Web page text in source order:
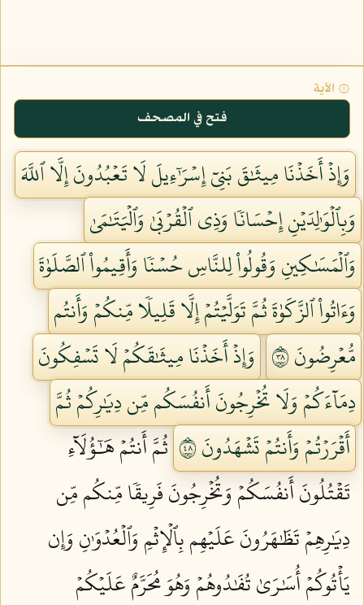
۞ الآية
فتح في المصحف
وَإِذۡ أَخَذۡنَا مِيثَٰقَ بَنِيٓ إِسۡرَٰٓءِيلَ لَا تَعۡبُدُونَ إِلَّا ٱللَّهَ
وَبِٱلۡوَٰلِدَيۡنِ إِحۡسَانٗا وَذِي ٱلۡقُرۡبَىٰ وَٱلۡيَتَٰمَىٰ
وَٱلۡمَسَٰكِينِ وَقُولُواْ لِلنَّاسِ حُسۡنٗا وَأَقِيمُواْ ٱلصَّلَوٰةَ
وَءَاتُواْ ٱلزَّكَوٰةَ ثُمَّ تَوَلَّيۡتُمۡ إِلَّا قَلِيلٗا مِّنكُمۡ وَأَنتُم
مُّعۡرِضُونَ ٨٣
وَإِذۡ أَخَذۡنَا مِيثَٰقَكُمۡ لَا تَسۡفِكُونَ
دِمَآءَكُمۡ وَلَا تُخۡرِجُونَ أَنفُسَكُم مِّن دِيَٰرِكُمۡ ثُمَّ
أَقۡرَرۡتُمۡ وَأَنتُمۡ تَشۡهَدُونَ ٨٤
ثُمَّ أَنتُمۡ هَٰٓؤُلَآءِ
تَقۡتُلُونَ أَنفُسَكُمۡ وَتُخۡرِجُونَ فَرِيقٗا مِّنكُم مِّن
دِيَٰرِهِمۡ تَظَٰهَرُونَ عَلَيۡهِم بِٱلۡإِثۡمِ وَٱلۡعُدۡوَٰنِ وَإِن
يَأۡتُوكُمۡ أُسَٰرَىٰ تُفَٰدُوهُمۡ وَهُوَ مُحَرَّمٌ عَلَيۡكُمۡ